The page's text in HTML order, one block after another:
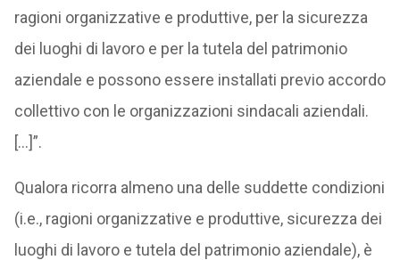
ragioni organizzative e produttive, per la sicurezza
dei luoghi di lavoro e per la tutela del patrimonio
aziendale e possono essere installati previo accordo
collettivo con le organizzazioni sindacali aziendali.
[…]”.
Qualora ricorra almeno una delle suddette condizioni
(i.e., ragioni organizzative e produttive, sicurezza dei
luoghi di lavoro e tutela del patrimonio aziendale), è